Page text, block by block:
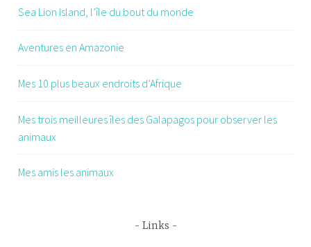
Sea Lion Island, l’île du bout du monde
Aventures en Amazonie
Mes 10 plus beaux endroits d’Afrique
Mes trois meilleures îles des Galapagos pour observer les
animaux
Mes amis les animaux
Links